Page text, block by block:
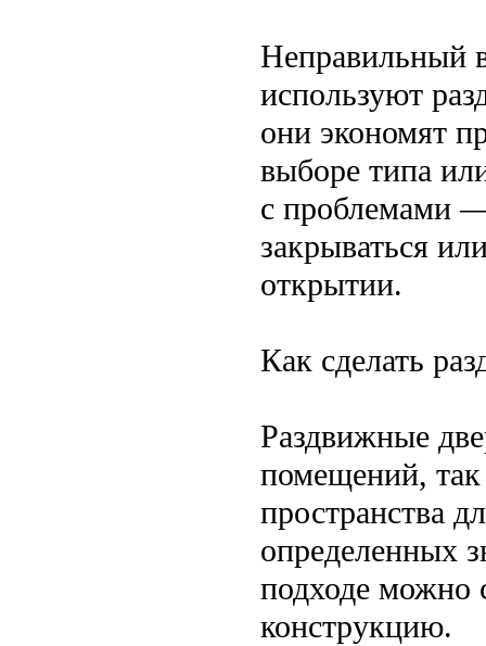
Неправильный
используют
они экономят
выборе типа
с проблемами
закрываться
открытии.
Как сделать
Раздвижные
помещений, так
пространства
определенных
подходе можно
конструкцию.